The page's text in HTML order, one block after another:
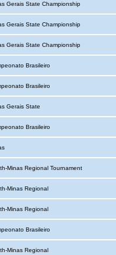
Gerais State Championship
Gerais State Championship
Gerais State Championship
Brasileiro
Brasileiro
Gerais State
Brasileiro
Minas Regional Tournament
Minas Regional
Minas Regional
Brasileiro
Minas Regional